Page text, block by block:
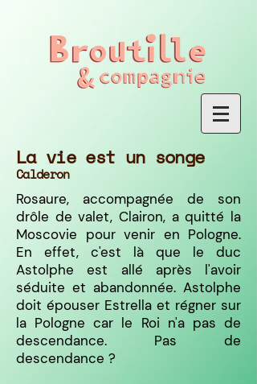
La vie est un songe
Calderon
Rosaure, accompagnée de son
drôle de valet, Clairon, a quitté la
Moscovie pour venir en Pologne.
En effet, c'est là que le duc
Astolphe est allé après l'avoir
séduite et abandonnée. Astolphe
doit épouser Estrella et régner sur
la Pologne car le Roi n'a pas de
descendance. Pas de
descendance ?